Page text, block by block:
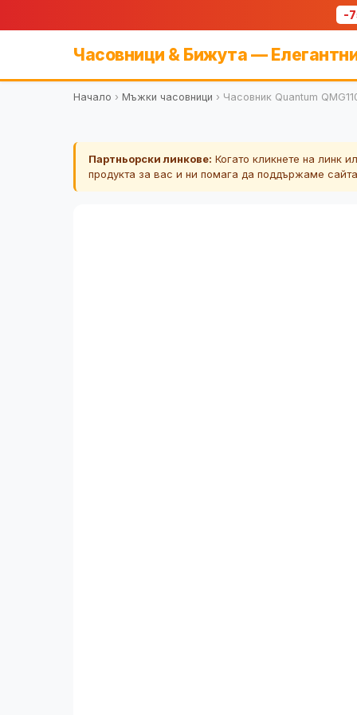
-
Часовници & Бижута —
Начало › Мъжки часовници › Часовник Quantum
Партньорски линкове: Когато кликнете на линк
продукта за вас и ни помага да поддържаме